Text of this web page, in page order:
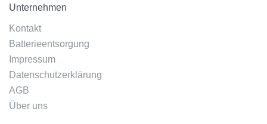
Unternehmen
Kontakt
Batterieentsorgung
Impressum
Datenschutzerklärung
AGB
Über uns